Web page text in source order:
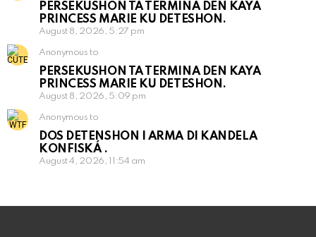
PERSEKUSHON TA TERMINA DEN KAYA
PRINCESS MARIE KU DETESHON.
August 8, 2026, 5:27 pm
Anonymous to
PERSEKUSHON TA TERMINA DEN KAYA
PRINCESS MARIE KU DETESHON.
August 8, 2026, 5:09 pm
Anonymous to
DOS DETENSHON I ARMA DI KANDELA
KONFISKÁ .
August 4, 2026, 11:54 am